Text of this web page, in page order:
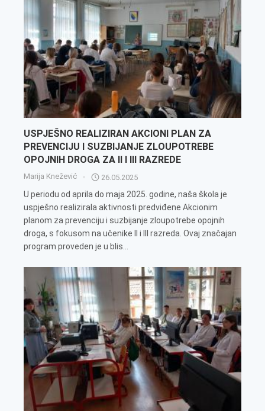
USPJEŠNO REALIZIRAN AKCIONI PLAN ZA
PREVENCIJU I SUZBIJANJE ZLOUPOTREBE
OPOJNIH DROGA ZA II I III RAZREDE
Marija Knežević 26.05.2025
U periodu od aprila do maja 2025. godine, naša škola je
uspješno realizirala aktivnosti predviđene Akcionim
planom za prevenciju i suzbijanje zloupotrebe opojnih
droga, s fokusom na učenike II i III razreda. Ovaj značajan
program proveden je u blis...